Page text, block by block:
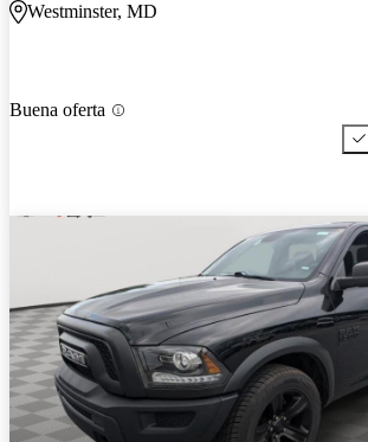
Westminster, MD
Buena oferta